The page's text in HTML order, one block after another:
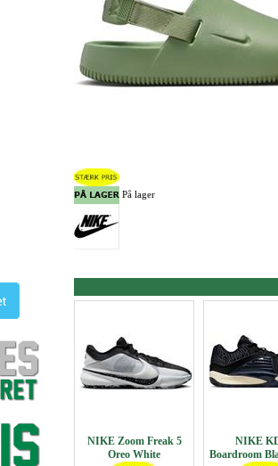
På lager
NIKE Zoom Freak 5
Oreo White
NIKE
Boardroom